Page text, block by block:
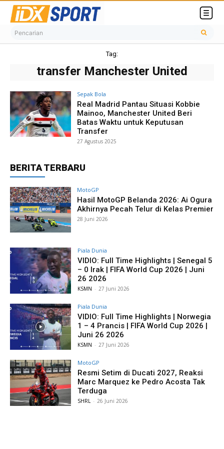
Pencarian
Tag:
transfer Manchester United
Sepak Bola
Real Madrid Pantau Situasi Kobbie
Mainoo, Manchester United Beri
Batas Waktu untuk Keputusan
Transfer
27 Agustus 2025
BERITA TERBARU
MotoGP
Hasil MotoGP Belanda 2026: Ai Ogura
Akhirnya Pecah Telur di Kelas Premier
28 Juni 2026
Piala Dunia
VIDIO: Full Time Highlights | Senegal 5
– 0 Irak | FIFA World Cup 2026 | Juni
26 2026
KSMN - 27 Juni 2026
Piala Dunia
VIDIO: Full Time Highlights | Norwegia
1 – 4 Prancis | FIFA World Cup 2026 |
Juni 26 2026
KSMN - 27 Juni 2026
MotoGP
Resmi Setim di Ducati 2027, Reaksi
Marc Marquez ke Pedro Acosta Tak
Terduga
SHRL - 26 Juni 2026